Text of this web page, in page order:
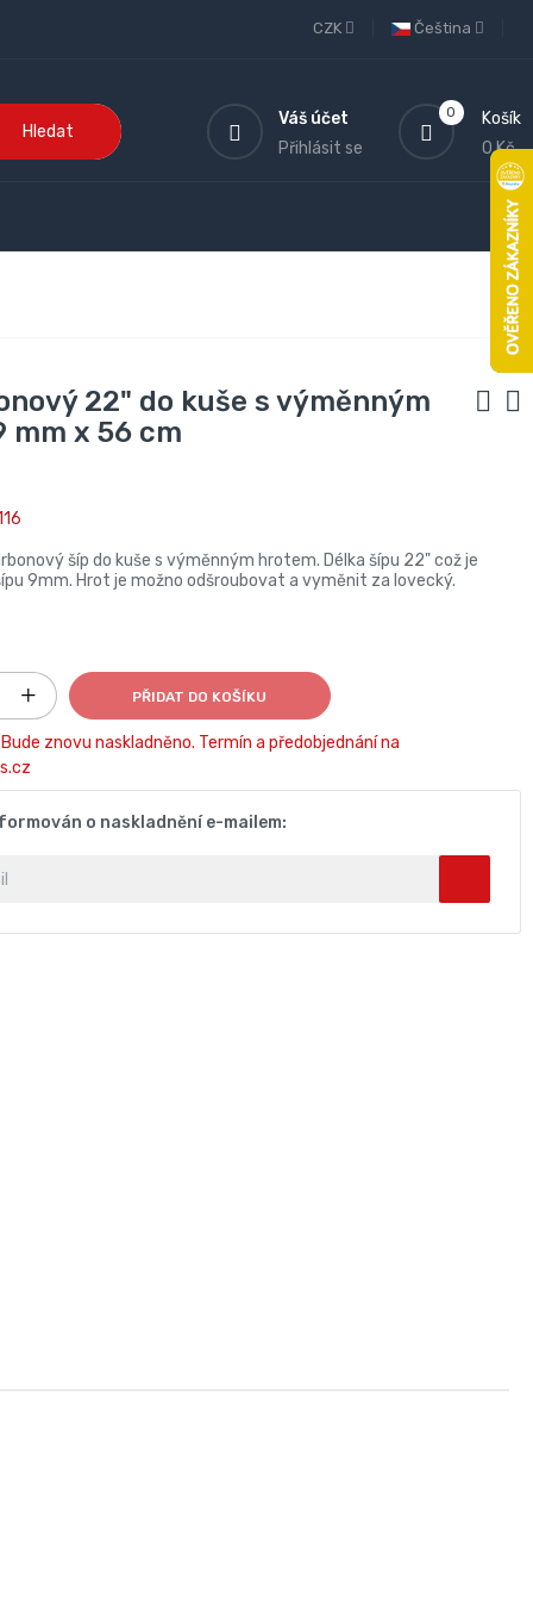
Čeština
CZK
Hledat
0
Košík
0 Kč
Váš účet
Přihlásit se
22" do kuše s výměnným
mm x 56 cm
šíp do kuše s výměnným hrotem. Délka šípu 22" což je
9mm. Hrot je možno odšroubovat a vyměnit za lovecký.
PŘIDAT DO KOŠÍKU
znovu naskladněno. Termín a předobjednání na
o naskladnění e-mailem: